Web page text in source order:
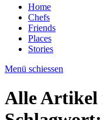
Home
Chefs
Friends
Places
Stories
Menü schiessen
Alle Artikel